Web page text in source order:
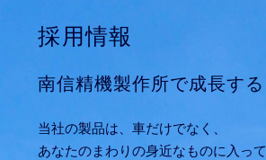
採用情報
南信精機製作所で成長する
当社の製品は、車だけでなく、
あなたのまわりの身近なものに入っ